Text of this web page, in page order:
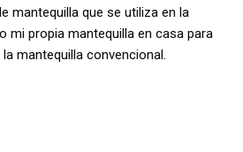
mantequilla que se utiliza en la
propia mantequilla en casa para
mantequilla convencional.